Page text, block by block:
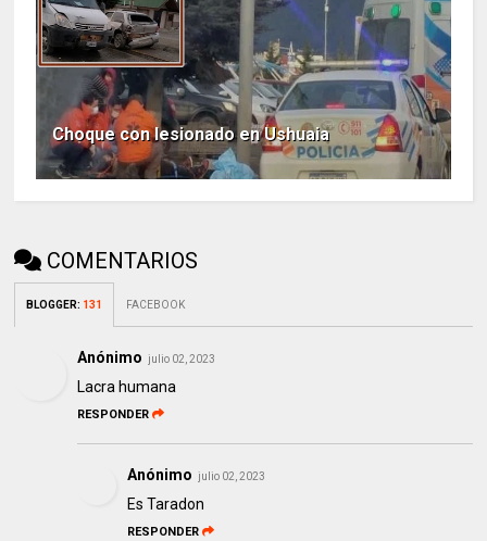
Choque con lesionado en Ushuaia
COMENTARIOS
BLOGGER: 131 FACEBOOK
Anónimo julio 02, 2023
Lacra humana
RESPONDER
Anónimo julio 02, 2023
Es Taradon
RESPONDER